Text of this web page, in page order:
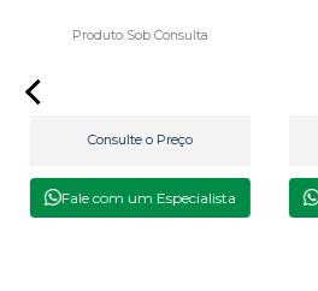
Produto Sob Consulta
Consulte o Preço
Fale com um Especialista